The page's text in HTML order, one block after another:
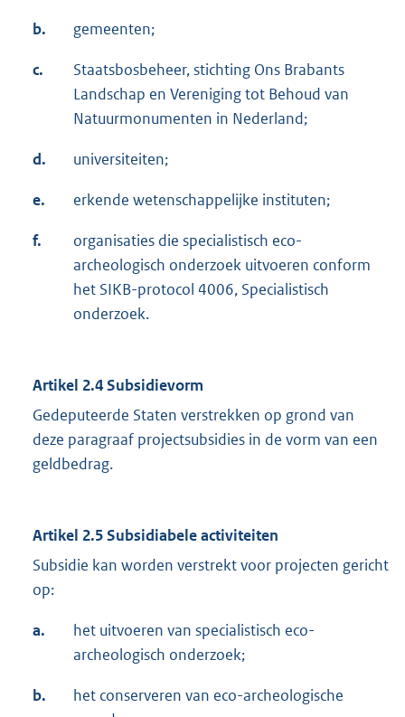
b. gemeenten;
c.
Staatsbosbeheer, stichting Ons Brabants
Landschap en Vereniging tot Behoud van
Natuurmonumenten in Nederland;
d. universiteiten;
e. erkende wetenschappelijke instituten;
f.
organisaties die specialistisch eco-
archeologisch onderzoek uitvoeren conform
het SIKB-protocol 4006, Specialistisch
onderzoek.
Artikel 2.4Subsidievorm
Gedeputeerde Staten verstrekken op grond van
deze paragraaf projectsubsidies in de vorm van een
geldbedrag.
Artikel 2.5Subsidiabele activiteiten
Subsidie kan worden verstrekt voor projecten gericht
op:
a.
het uitvoeren van specialistisch eco-
archeologisch onderzoek;
b.
het conserveren van eco-archeologische